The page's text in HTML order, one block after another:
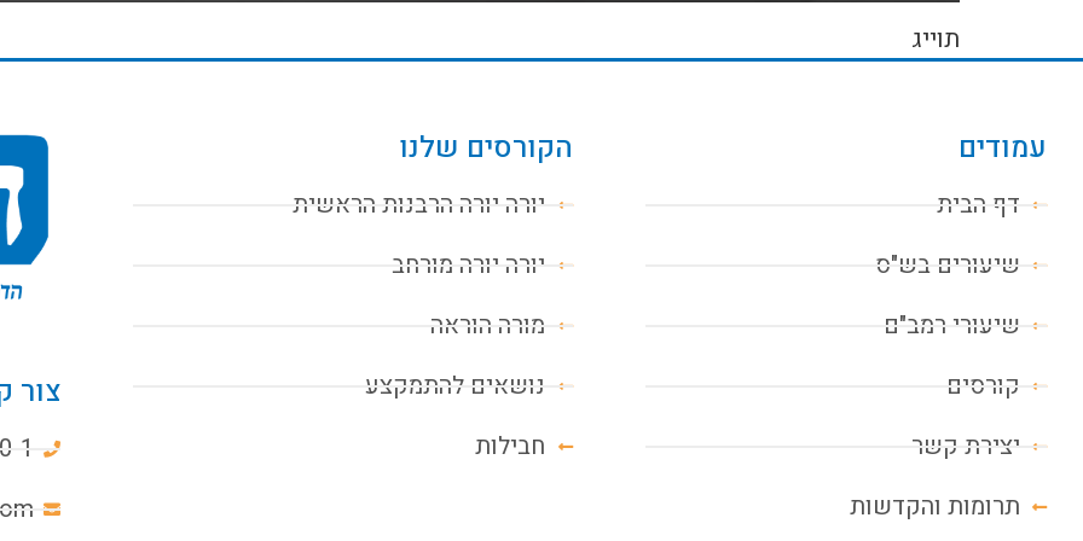
תוייג
עמודים
דף הבית
שיעורים בש"ס
שיעורי רמב"ם
קורסים
יצירת קשר
תרומות והקדשות
הקורסים שלנו
יורה יורה הרבנות הראשית
יורה יורה מורחב
מורה הוראה
נושאים להתמקצע
חבילות
צור
1